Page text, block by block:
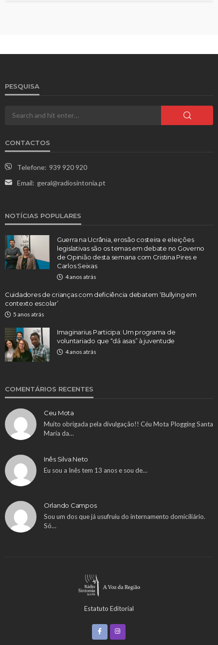
PESQUISA
CONTACTOS
Telefone: 939 920 920
Email: geral@radiosintonia.pt
NOTÍCIAS POPULARES
Guerra na Ucrânia, erosão costeira e eleições
legislativas são os temas em debate no Governo
de Opinião desta semana com Cristina Pires e
Carlos Seixas
4 anos atrás
Cuidadores de crianças com deficiência debatem ‘Bullying em
contexto escolar’
5 anos atrás
Imaginarius Participa: Um programa de
voluntariado que “dá asas” à juventude
4 anos atrás
COMENTÁRIOS RECENTES
Ceu Mota
Muito obrigada pela divulgação!! Céu Mota Plogging Santa
Maria da…
Inês Silva Neto
Eu sou a Inês tem 13 anos e sou de…
Orlando Campos
Sou um dos que já usufruiu do internamento domiciliário.
Só…
Estatuto Editorial